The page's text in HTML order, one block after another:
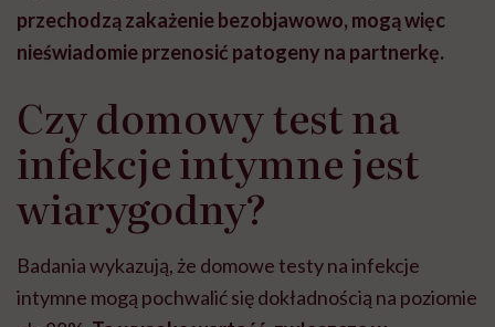
przechodzą zakażenie bezobjawowo, mogą więc
nieświadomie przenosić patogeny na partnerkę.
Czy domowy test na
infekcje intymne jest
wiarygodny?
Badania wykazują, że domowe testy na infekcje
intymne mogą pochwalić się dokładnością na poziomie